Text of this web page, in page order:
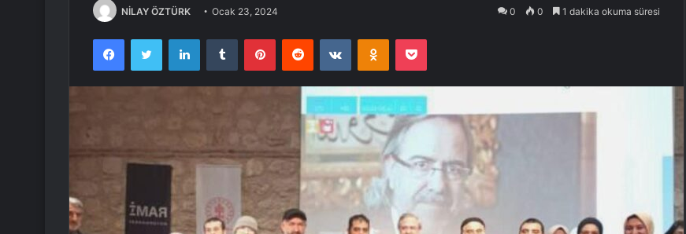
NİLAY ÖZTÜRK Ocak 23, 2024 0 0 1 dakika okuma süresi
FacebookTwitter LinkedInTumblr PinterestReddit VKontakteOdnoklassniki
Pocket